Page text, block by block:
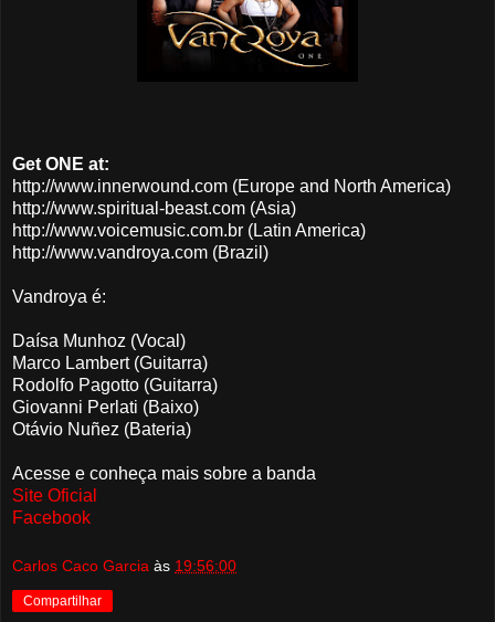
Get ONE at:
http://www.innerwound.com (Europe and North America)
http://www.spiritual-beast.com (Asia)
http://www.voicemusic.com.br (Latin America)
http://www.vandroya.com (Brazil)
Vandroya é:
Daísa Munhoz (Vocal)
Marco Lambert (Guitarra)
Rodolfo Pagotto (Guitarra)
Giovanni Perlati (Baixo)
Otávio Nuñez (Bateria)
Acesse e conheça mais sobre a banda
Site Oficial
Facebook
Carlos Caco Garcia às 19:56:00
Compartilhar